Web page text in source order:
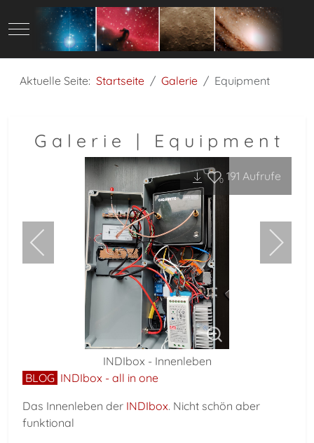
Mobile Menu Toggle
Aktuelle Seite: Startseite Galerie Equipment
G a l e r i e | E q u i p m e n t
0 191 Aufrufe
INDIbox - Innenleben
BLOG INDIbox - all in one
Das Innenleben der INDIbox. Nicht schön aber
funktional